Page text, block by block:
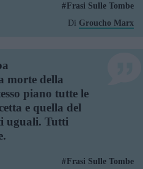
Frasi Sulle Tombe
Di Groucho Marx
morte della
piano tutte le
e quella del
uguali. Tutti
Frasi Sulle Tombe